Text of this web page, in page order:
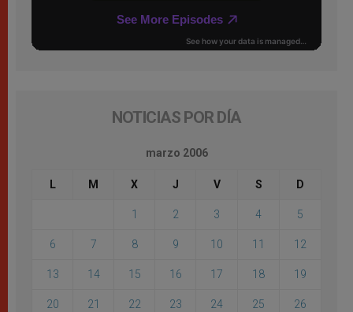
NOTICIAS POR DÍA
marzo 2006
L M X J V S D
1 2 3 4 5
6 7 8 9 10 11 12
13 14 15 16 17 18 19
20 21 22 23 24 25 26